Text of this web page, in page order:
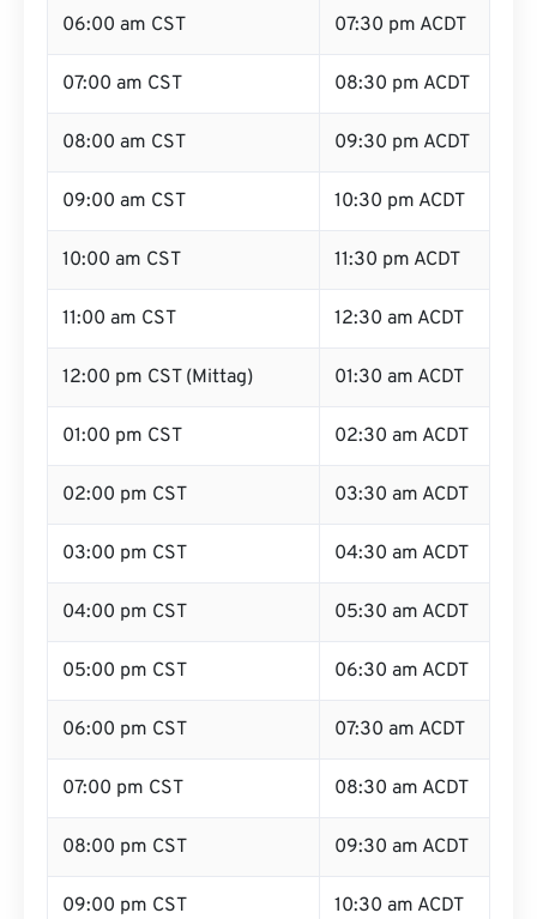
06:00 am CST 07:30 pm ACDT
07:00 am CST 08:30 pm ACDT
08:00 am CST 09:30 pm ACDT
09:00 am CST 10:30 pm ACDT
10:00 am CST 11:30 pm ACDT
11:00 am CST 12:30 am ACDT
12:00 pm CST (Mittag) 01:30 am ACDT
01:00 pm CST 02:30 am ACDT
02:00 pm CST 03:30 am ACDT
03:00 pm CST 04:30 am ACDT
04:00 pm CST 05:30 am ACDT
05:00 pm CST 06:30 am ACDT
06:00 pm CST 07:30 am ACDT
07:00 pm CST 08:30 am ACDT
08:00 pm CST 09:30 am ACDT
09:00 pm CST 10:30 am ACDT